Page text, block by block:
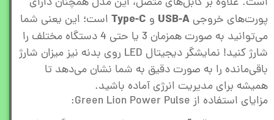
پورت‌های خروجی USB-A و Type-C است؛ این یعنی شما
می‌توانید به صورت همزمان 3 یا حتی 4 دستگاه مختلف را
شارژ کنید! نمایشگر دیجیتال LED روی بدنه نیز میزان شارژ
باقی‌مانده را به صورت دقیق به شما نشان می‌دهد تا
همیشه برای مدیریت انرژی آماده باشید.
مزایای استفاده از Green Lion Power Pulse: